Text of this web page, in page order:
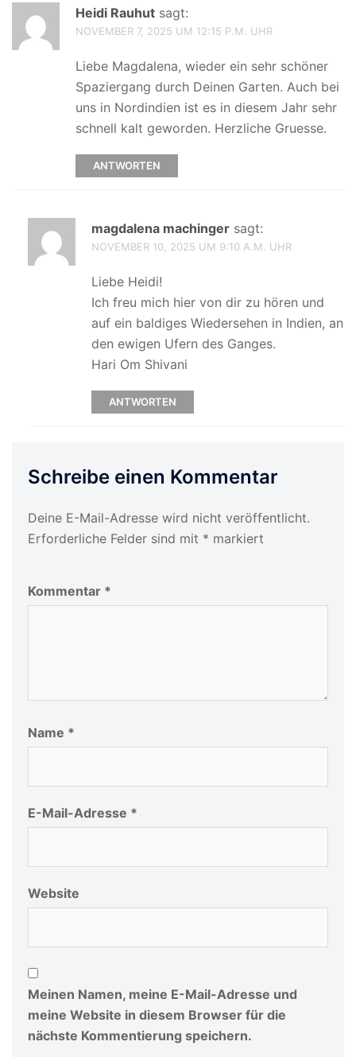
Heidi Rauhut sagt:
NOVEMBER 7, 2025 UM 12:15 P.M. UHR
Liebe Magdalena, wieder ein sehr schöner
Spaziergang durch Deinen Garten. Auch bei
uns in Nordindien ist es in diesem Jahr sehr
schnell kalt geworden. Herzliche Gruesse.
ANTWORTEN
magdalena machinger sagt:
NOVEMBER 10, 2025 UM 9:10 A.M. UHR
Liebe Heidi!
Ich freu mich hier von dir zu hören und
auf ein baldiges Wiedersehen in Indien, an
den ewigen Ufern des Ganges.
Hari Om Shivani
ANTWORTEN
Schreibe einen Kommentar
Deine E-Mail-Adresse wird nicht veröffentlicht.
Erforderliche Felder sind mit * markiert
Kommentar *
Name *
E-Mail-Adresse *
Website
Meinen Namen, meine E-Mail-Adresse und
meine Website in diesem Browser für die
nächste Kommentierung speichern.